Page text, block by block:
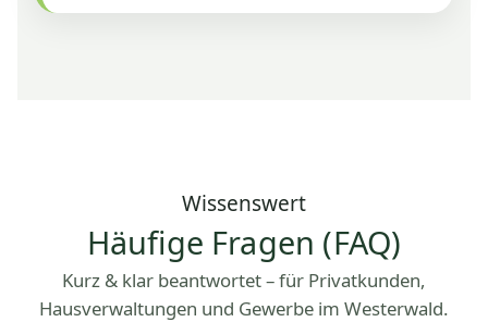
Wissenswert
Häufige Fragen (FAQ)
Kurz & klar beantwortet – für Privatkunden,
Hausverwaltungen und Gewerbe im Westerwald.